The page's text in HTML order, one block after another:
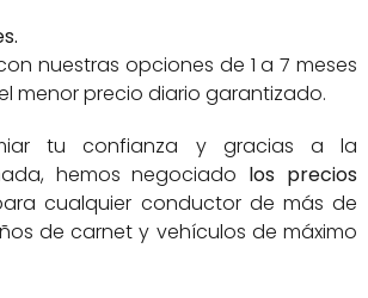
nuestras opciones de 1 a 7 meses
menor precio diario garantizado.
tu confianza y gracias a la
hemos negociado los precios
cualquier conductor de más de
de carnet y vehículos de máximo